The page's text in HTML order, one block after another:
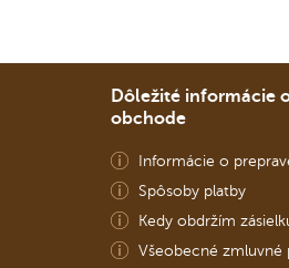
Dôležité informácie
obchode
Informácie o
Spôsoby platby
Kedy obdržím
Všeobecné zmluvné